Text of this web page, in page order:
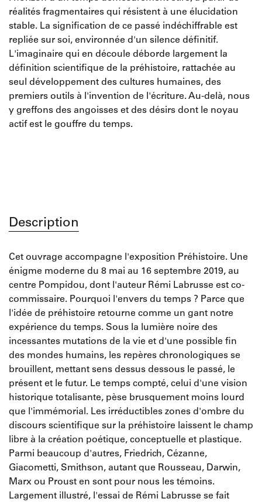
réalités fragmentaires qui résistent à une élucidation
stable. La signification de ce passé indéchiffrable est
repliée sur soi, environnée d'un silence définitif.
L'imaginaire qui en découle déborde largement la
définition scientifique de la préhistoire, rattachée au
seul développement des cultures humaines, des
premiers outils à l'invention de l'écriture. Au-delà, nous
y greffons des angoisses et des désirs dont le noyau
actif est le gouffre du temps.
Description
Cet ouvrage accompagne l'exposition Préhistoire. Une
énigme moderne du 8 mai au 16 septembre 2019, au
centre Pompidou, dont l'auteur Rémi Labrusse est co-
commissaire. Pourquoi l'envers du temps ? Parce que
l'idée de préhistoire retourne comme un gant notre
expérience du temps. Sous la lumière noire des
incessantes mutations de la vie et d'une possible fin
des mondes humains, les repères chronologiques se
brouillent, mettant sens dessus dessous le passé, le
présent et le futur. Le temps compté, celui d'une vision
historique totalisante, pèse brusquement moins lourd
que l'immémorial. Les irréductibles zones d'ombre du
discours scientifique sur la préhistoire laissent le champ
libre à la création poétique, conceptuelle et plastique.
Parmi beaucoup d'autres, Friedrich, Cézanne,
Giacometti, Smithson, autant que Rousseau, Darwin,
Marx ou Proust en sont pour nous les témoins.
Largement illustré, l'essai de Rémi Labrusse se fait